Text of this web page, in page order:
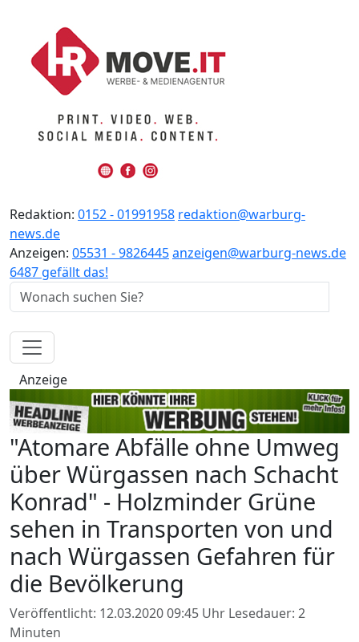
Redaktion: 0152 - 01991958 redaktion@warburg-
news.de
Anzeigen: 05531 - 9826445anzeigen@warburg-news.de
6487 gefällt das!
Anzeige
"Atomare Abfälle ohne Umweg
über Würgassen nach Schacht
Konrad" - Holzminder Grüne
sehen in Transporten von und
nach Würgassen Gefahren für
die Bevölkerung
Veröffentlicht: 12.03.2020 09:45 Uhr Lesedauer: 2
Minuten